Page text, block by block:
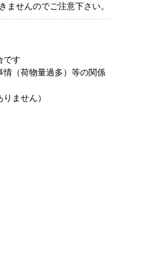
ませんのでご注意下さい。
です
（荷物量過多）等の関係
ません）